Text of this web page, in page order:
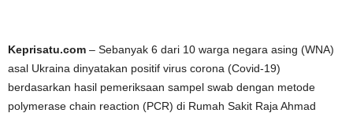
Keprisatu.com – Sebanyak 6 dari 10 warga negara asing (WNA)
asal Ukraina dinyatakan positif virus corona (Covid-19)
berdasarkan hasil pemeriksaan sampel swab dengan metode
polymerase chain reaction (PCR) di Rumah Sakit Raja Ahmad